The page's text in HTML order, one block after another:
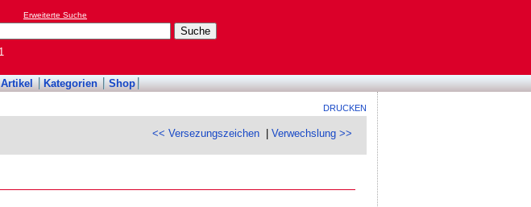
Erweiterte Suche
Kategorien Shop
DRUCKEN
<< Versezungszeichen |Verwechslung >>